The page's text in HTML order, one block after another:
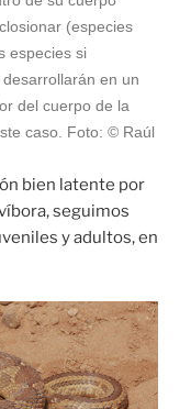
(especies
especies si
en un
del cuerpo de la
caso. Foto: © Raúl
bien latente por
seguimos
y adultos, en